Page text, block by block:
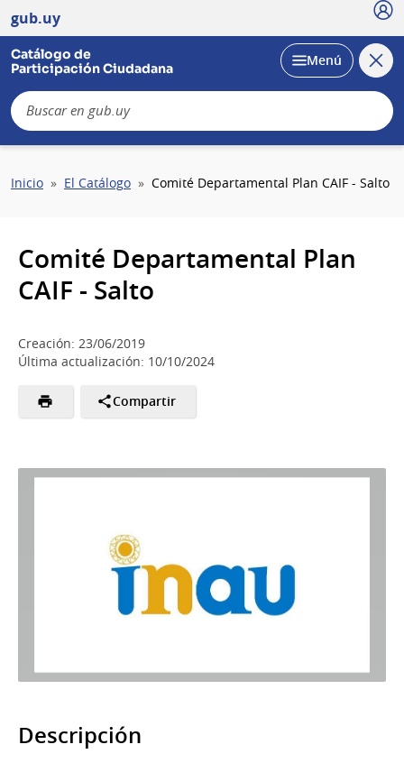
gub.uy
Catálogo de
Participación Ciudadana
Desplegar
Menú
Sobrescribir
navegación
Inicio El Catálogo Comité Departamental Plan CAIF - Salto
Comité Departamental Plan
CAIF - Salto
Creación: 23/06/2019
Última actualización: 10/10/2024
Compartir
Descripción